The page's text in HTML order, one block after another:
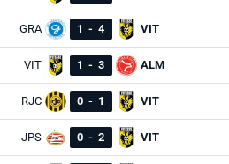
GRA 1 - 4 VIT
VIT 1 - 3 ALM
RJC 0 - 1 VIT
JPS 0 - 2 VIT